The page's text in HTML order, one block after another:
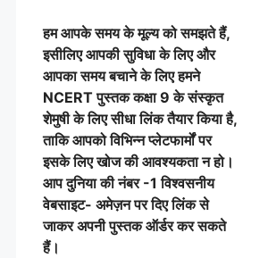
हम आपके समय के मूल्य को समझते हैं,
इसीलिए आपकी सुविधा के लिए और
आपका समय बचाने के लिए हमने
NCERT पुस्तक कक्षा 9 केसंस्कृत
शेमुषीके लिए सीधा लिंक तैयार किया है,
ताकि आपको विभिन्न प्लेटफार्मों पर
इसके लिए खोज की आवश्यकता न हो।
आप दुनिया की नंबर -1 विश्वसनीय
वेबसाइट- अमेज़न पर दिए लिंक से
जाकर अपनी पुस्तक ऑर्डर कर सकते
हैं।